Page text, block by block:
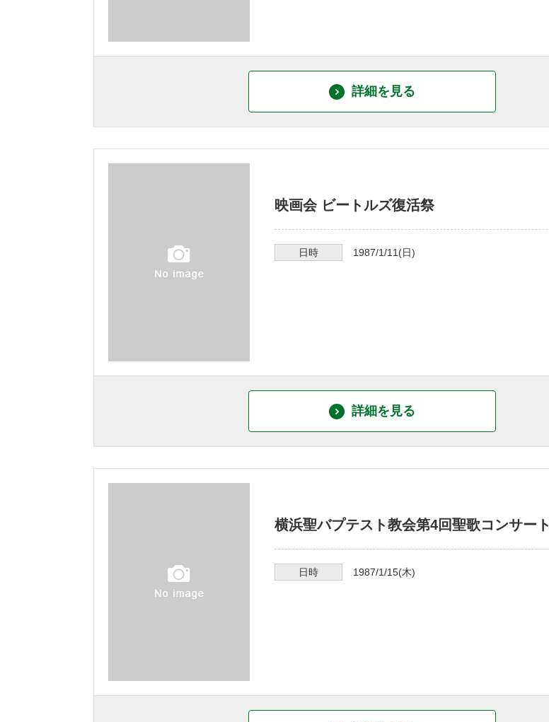
詳細を見る
映画会 ビートルズ復活祭
日時 1987/1/11 (日)
詳細を見る
横浜聖バプテスト教会第4回聖歌コンサート
日時 1987/1/15(木)